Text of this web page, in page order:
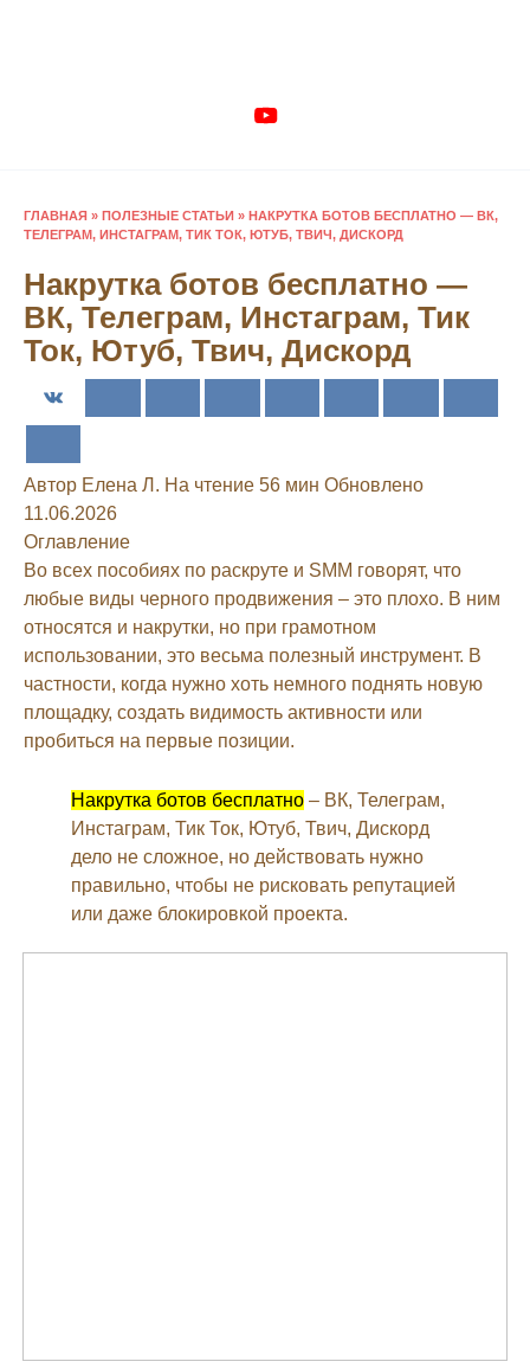
ГЛАВНАЯ » ПОЛЕЗНЫЕ СТАТЬИ » НАКРУТКА БОТОВ БЕСПЛАТНО — ВК,
ТЕЛЕГРАМ, ИНСТАГРАМ, ТИК ТОК, ЮТУБ, ТВИЧ, ДИСКОРД
Накрутка ботов бесплатно —
ВК, Телеграм, Инстаграм, Тик
Ток, Ютуб, Твич, Дискорд
Автор Елена Л. На чтение 56 мин Обновлено
11.06.2026
Оглавление
Во всех пособиях по раскруте и SMM говорят, что
любые виды черного продвижения – это плохо. В ним
относятся и накрутки, но при грамотном
использовании, это весьма полезный инструмент. В
частности, когда нужно хоть немного поднять новую
площадку, создать видимость активности или
пробиться на первые позиции.
Накрутка ботов бесплатно – ВК, Телеграм,
Инстаграм, Тик Ток, Ютуб, Твич, Дискорд
дело не сложное, но действовать нужно
правильно, чтобы не рисковать репутацией
или даже блокировкой проекта.